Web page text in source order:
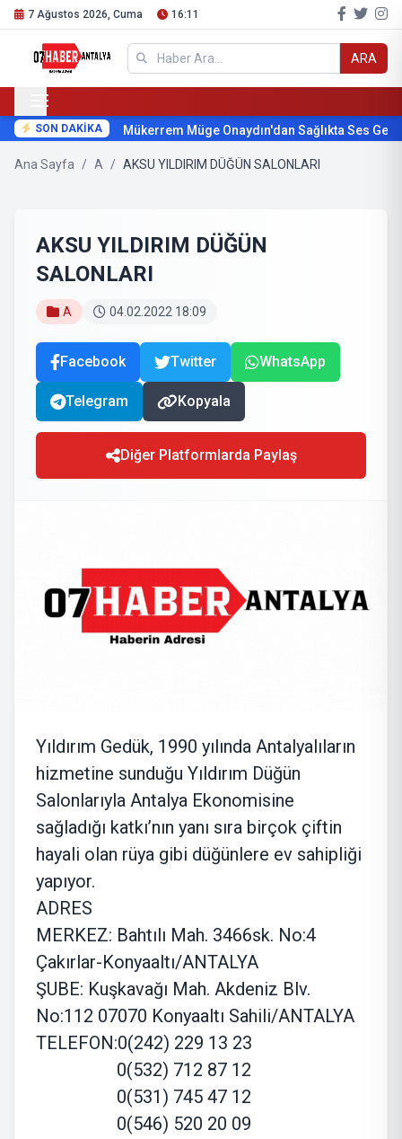
7 Ağustos 2026, Cuma 16:11
ARA
SON DAKİKAMükerrem Müge Onaydın'dan Sağlıkta Ses
Ana Sayfa / A / AKSU YILDIRIM DÜĞÜN SALONLARI
AKSU YILDIRIM DÜĞÜN
SALONLARI
A 04.02.2022 18:09
Facebook Twitter WhatsApp
Telegram Kopyala
Diğer Platformlarda Paylaş
Yıldırım Gedük, 1990 yılında Antalyalıların
hizmetine sunduğu Yıldırım Düğün
Salonlarıyla Antalya Ekonomisine
sağladığı katkı’nın yanı sıra birçok çiftin
hayali olan rüya gibi düğünlere ev sahipliği
yapıyor.
ADRES
MERKEZ: Bahtılı Mah. 3466sk. No:4
Çakırlar-Konyaaltı/ANTALYA
ŞUBE: Kuşkavağı Mah. Akdeniz Blv.
No:112 07070 Konyaaltı Sahili/ANTALYA
TELEFON:0(242) 229 13 23
0(532) 712 87 12
0(531) 745 47 12
0(546) 520 20 09